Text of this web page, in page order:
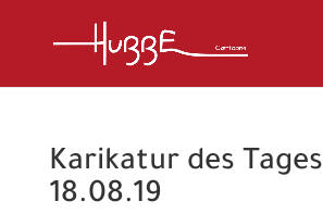
Karikatur des Tages
18.08.19